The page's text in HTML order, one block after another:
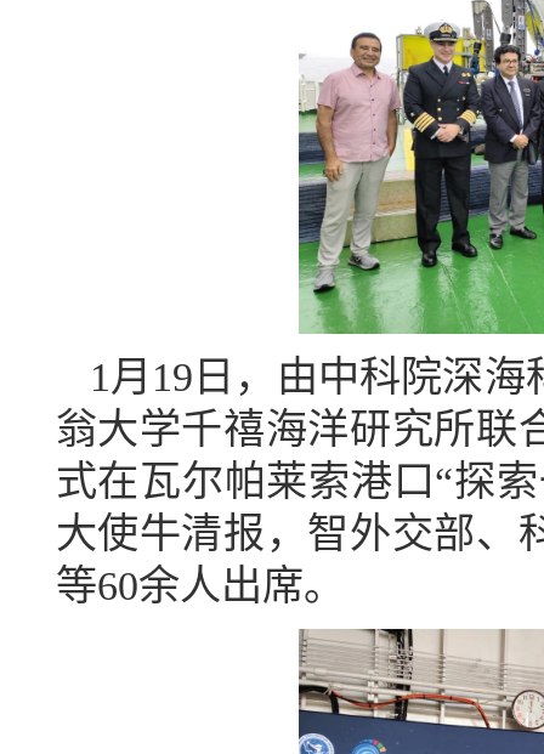
1月 19 日，由中科院深
翁大学千禧海洋研究所联
式在瓦尔帕莱索港口“探
大使牛清报，智外交部、
等60余人出席。